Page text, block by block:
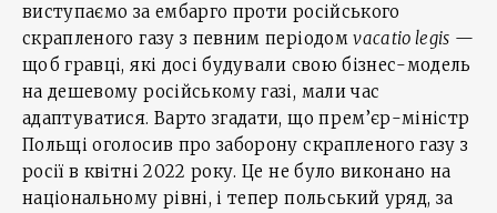
виступаємо за ембарго проти російського
скрапленого газу з певним періодомvacatio legis —
щоб гравці, які досі будували свою бізнес-модель
на дешевому російському газі, мали час
адаптуватися. Варто згадати, що прем’єр-міністр
Польщі оголосив про заборону скрапленого газу з
росії в квітні 2022 року. Це не було виконано на
національному рівні, і тепер польський уряд, за